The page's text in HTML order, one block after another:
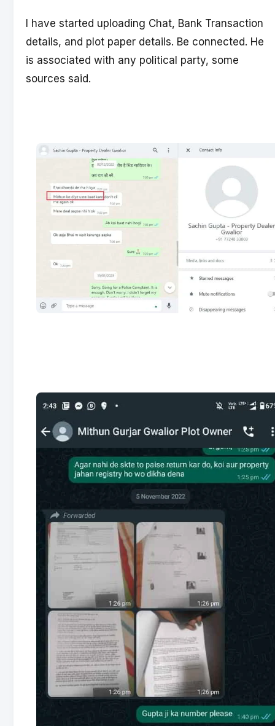
I have started uploading Chat, Bank Transaction
details, and plot paper details. Be connected. He
is associated with any political party, some
sources said.